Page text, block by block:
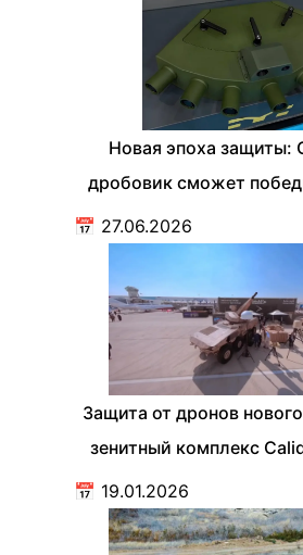
Новая эпоха защиты:
дробовик сможет
📅 27.06.2026
Защита от дронов
зенитный комплекс
📅 19.01.2026